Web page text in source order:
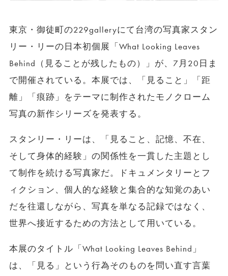
東京・御徒町の229galleryにて台湾の写真家スタン
リー・リーの日本初個展「What Looking Leaves
Behind（見ることが残したもの）」が、7月20日ま
で開催されている。本展では、「見ること」「距
離」「痕跡」をテーマに制作されたモノクローム
写真の新作シリーズを発表する。
スタンリー・リーは、「見ること、記憶、不在、
そして身体的経験」の関係性を一貫した主題とし
て制作を続ける写真家だ。ドキュメンタリーとフ
ィクション、個人的な経験と集合的な知覚のあい
だを往還しながら、写真を単なる記録ではなく、
世界へ接近するための方法として用いている。
本展のタイトル「What Looking Leaves Behind」
は、「見る」という行為そのものを問い直す言葉